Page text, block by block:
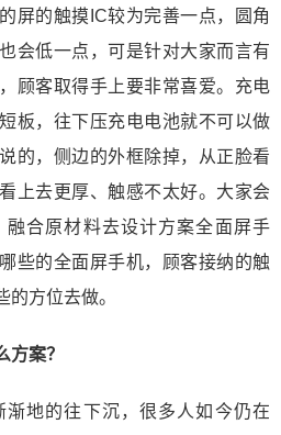
屏的触摸IC较为完善一点，圆角
会低一点，可是针对大家而言有
顾客取得手上要非常喜爱。充电
板，往下压充电电池就不可以做
的，侧边的外框除掉，从正脸看
上去更厚、触感不太好。大家会
融合原材料去设计方案全面屏手
些的全面屏手机，顾客接纳的触
方位去做。
案？
地的往下沉，很多人如今仍在